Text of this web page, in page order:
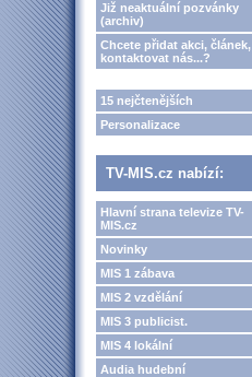
Již neaktuální pozvánky
(archiv)
Chcete přidat akci, článek,
kontaktovat nás...?
15 nejčtenějších
Personalizace
TV-MIS.cz nabízí:
Hlavní strana televize TV-
MIS.cz
Novinky
MIS 1 zábava
MIS 2 vzdělání
MIS 3 publicist.
MIS 4 lokální
Audia hudební